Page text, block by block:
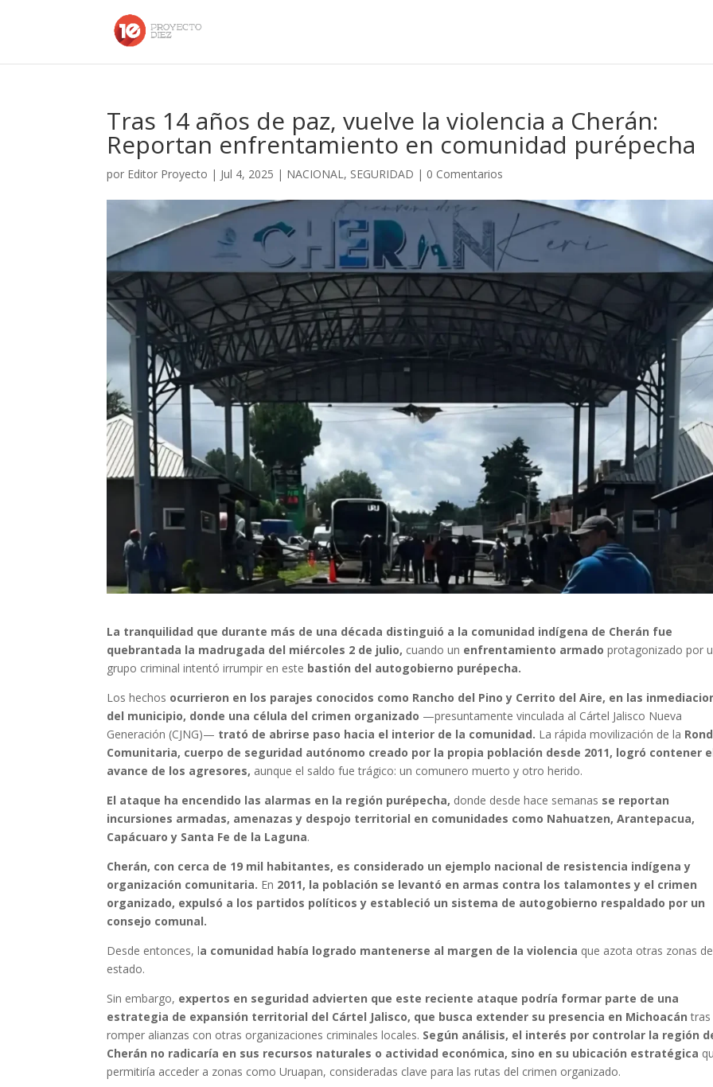
Tras 14 años de paz, vuelve la violencia a Cherán:
Reportan enfrentamiento en comunidad purépecha
por Editor Proyecto | Jul 4, 2025 | NACIONAL, SEGURIDAD | 0 Comentarios
La tranquilidad que durante más de una década distinguió a la comunidad indígena de Cherán fue
quebrantada la madrugada del miércoles 2 de julio, cuando un enfrentamiento armado protagonizado por
grupo criminal intentó irrumpir en este bastión del autogobierno purépecha.
Los hechos ocurrieron en los parajes conocidos como Rancho del Pino y Cerrito del Aire, en las
del municipio, donde una célula del crimen organizado —presuntamente vinculada al Cártel Jalisco Nueva
Generación (CJNG)— trató de abrirse paso hacia el interior de la comunidad. La rápida movilización de la
Comunitaria, cuerpo de seguridad autónomo creado por la propia población desde 2011, logró contener
avance de los agresores, aunque el saldo fue trágico: un comunero muerto y otro herido.
El ataque ha encendido las alarmas en la región purépecha, donde desde hace semanas se reportan
incursiones armadas, amenazas y despojo territorial en comunidades como Nahuatzen, Arantepacua,
Capácuaro y Santa Fe de la Laguna.
Cherán, con cerca de 19 mil habitantes, es considerado un ejemplo nacional de resistencia indígena y
organización comunitaria. En 2011, la población se levantó en armas contra los talamontes y el crimen
organizado, expulsó a los partidos políticos y estableció un sistema de autogobierno respaldado por un
consejo comunal.
Desde entonces, la comunidad había logrado mantenerse al margen de la violencia que azota otras zonas
estado.
Sin embargo, expertos en seguridad advierten que este reciente ataque podría formar parte de una
estrategia de expansión territorial del Cártel Jalisco, que busca extender su presencia en Michoacán tras
romper alianzas con otras organizaciones criminales locales. Según análisis, el interés por controlar la región
Cherán no radicaría en sus recursos naturales o actividad económica, sino en su ubicación estratégica
permitiría acceder a zonas como Uruapan, consideradas clave para las rutas del crimen organizado.